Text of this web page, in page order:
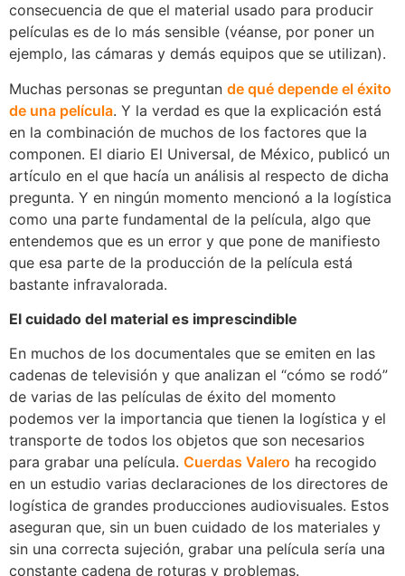
consecuencia de que el material usado para producir
películas es de lo más sensible (véanse, por poner un
ejemplo, las cámaras y demás equipos que se utilizan).
Muchas personas se preguntan de qué depende el éxito
de una película. Y la verdad es que la explicación está
en la combinación de muchos de los factores que la
componen. El diario El Universal, de México, publicó un
artículo en el que hacía un análisis al respecto de dicha
pregunta. Y en ningún momento mencionó a la logística
como una parte fundamental de la película, algo que
entendemos que es un error y que pone de manifiesto
que esa parte de la producción de la película está
bastante infravalorada.
El cuidado del material es imprescindible
En muchos de los documentales que se emiten en las
cadenas de televisión y que analizan el “cómo se rodó”
de varias de las películas de éxito del momento
podemos ver la importancia que tienen la logística y el
transporte de todos los objetos que son necesarios
para grabar una película. Cuerdas Valero ha recogido
en un estudio varias declaraciones de los directores de
logística de grandes producciones audiovisuales. Estos
aseguran que, sin un buen cuidado de los materiales y
sin una correcta sujeción, grabar una película sería una
constante cadena de roturas y problemas.